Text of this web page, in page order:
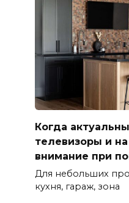
Когда
телевизоры и
внимание при
Для небольших
кухня, гараж, зона